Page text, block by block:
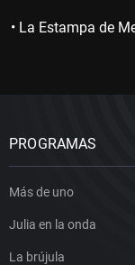
• La Estampa de
PROGRAMAS
Más de uno
Julia en la onda
La brújula